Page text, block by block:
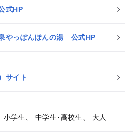
式HP
やっぽんぽんの湯 公式HP
サイト
学生、 中学生･高校生、 大人